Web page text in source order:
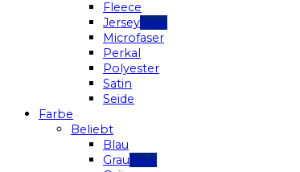
Fleece
Jersey
Microfaser
Perkal
Polyester
Satin
Seide
Farbe
Beliebt
Blau
Grau